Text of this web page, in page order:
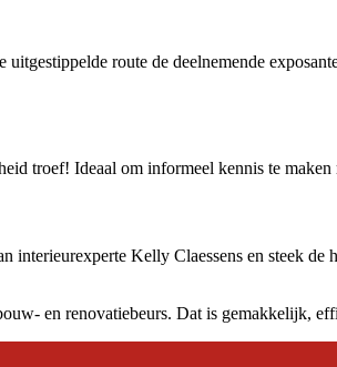
route de deelnemende
troef! Ideaal om informeel kennis te maken
Kelly Claessens en steek de
en renovatiebeurs. Dat is gemakkelijk,